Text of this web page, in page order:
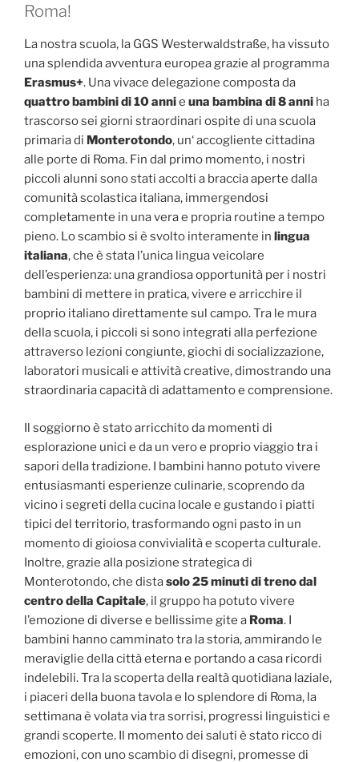
Roma!
La nostra scuola, la GGS Westerwaldstraße, ha vissuto
una splendida avventura europea grazie al programma
Erasmus+. Una vivace delegazione composta da
quattro bambini di 10 annie una bambina di 8 anni ha
trascorso sei giorni straordinari ospite di una scuola
primaria di Monterotondo, un‘ accogliente cittadina
alle porte di Roma. Fin dal primo momento, i nostri
piccoli alunni sono stati accolti a braccia aperte dalla
comunità scolastica italiana, immergendosi
completamente in una vera e propria routine a tempo
pieno. Lo scambio si è svolto interamente in lingua
italiana, che è stata l’unica lingua veicolare
dell’esperienza: una grandiosa opportunità per i nostri
bambini di mettere in pratica, vivere e arricchire il
proprio italiano direttamente sul campo. Tra le mura
della scuola, i piccoli si sono integrati alla perfezione
attraverso lezioni congiunte, giochi di socializzazione,
laboratori musicali e attività creative, dimostrando una
straordinaria capacità di adattamento e comprensione.
Il soggiorno è stato arricchito da momenti di
esplorazione unici e da un vero e proprio viaggio tra i
sapori della tradizione. I bambini hanno potuto vivere
entusiasmanti esperienze culinarie, scoprendo da
vicino i segreti della cucina locale e gustando i piatti
tipici del territorio, trasformando ogni pasto in un
momento di gioiosa convivialità e scoperta culturale.
Inoltre, grazie alla posizione strategica di
Monterotondo, che distasolo 25 minuti di treno dal
centro della Capitale, il gruppo ha potuto vivere
l’emozione di diverse e bellissime gite a Roma. I
bambini hanno camminato tra la storia, ammirando le
meraviglie della città eterna e portando a casa ricordi
indelebili. Tra la scoperta della realtà quotidiana laziale,
i piaceri della buona tavola e lo splendore di Roma, la
settimana è volata via tra sorrisi, progressi linguistici e
grandi scoperte. Il momento dei saluti è stato ricco di
emozioni, con uno scambio di disegni, promesse di